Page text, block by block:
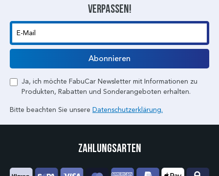
verpassen!
E-Mail
Abonnieren
Ja, ich möchte FabuCar Newsletter mit Informationen zu
Produkten, Rabatten und Sonderangeboten erhalten.
Bitte beachten Sie unsere Datenschutzerklärung.
Zahlungsarten